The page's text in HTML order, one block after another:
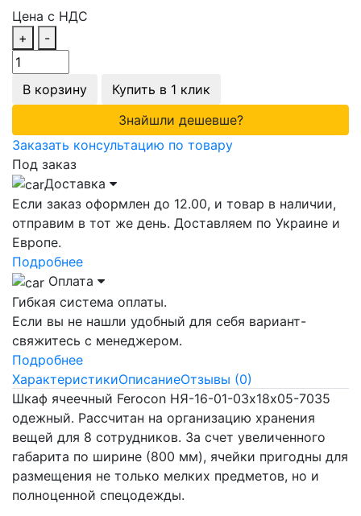
Цена с НДС
+
-
В корзину
Купить в 1 клик
Знайшли дешевше?
Заказать консультацию по товару
Под заказ
Доставка
Если заказ оформлен до 12.00, и товар в наличии,
отправим в тот же день. Доставляем по Украине и
Европе.
Подробнее
Оплата
Гибкая система оплаты.
Если вы не нашли удобный для себя вариант-
свяжитесь с менеджером.
Подробнее
ХарактеристикиОписаниеОтзывы (0)
Шкаф ячеечный Ferocon НЯ-16-01-03х18х05-7035
одежный. Рассчитан на организацию хранения
вещей для 8 сотрудников. За счет увеличенного
габарита по ширине (800 мм), ячейки пригодны для
размещения не только мелких предметов, но и
полноценной спецодежды.